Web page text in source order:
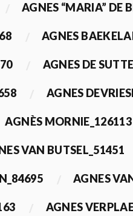
AGNES “MARIA” DE
AGNES
AGNES DE
AGNES
AGNÈS MORNIE_126113
VAN BUTSEL_51451
AGNES
AGNES